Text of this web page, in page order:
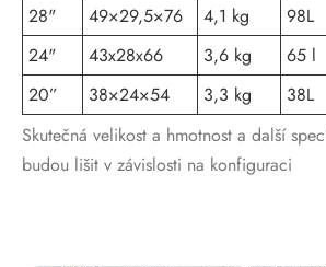
28"
49×29,5×76 4,1 kg 98L
24"
43x28x66 3,6 kg 65 l
20”
38×24×54 3,3 kg 38L
Skutečná velikost a hmotnost a další
budou lišit v závislosti na konfiguraci